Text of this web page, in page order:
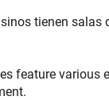
salas de bingo.
various